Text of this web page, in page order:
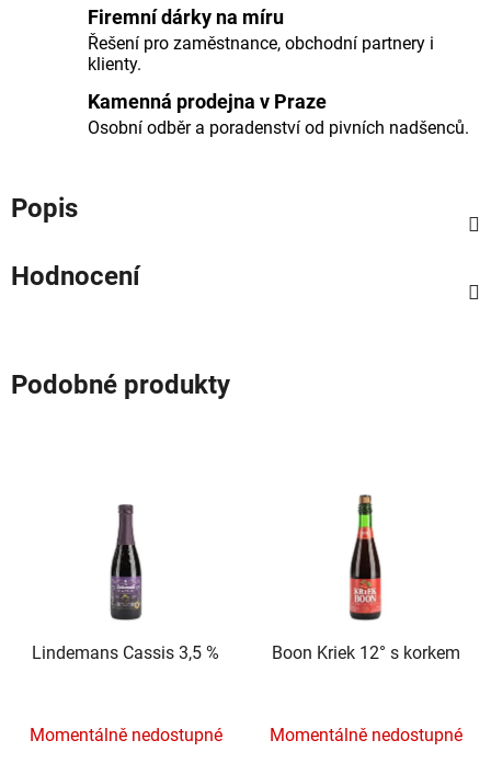
Firemní dárky na míru
Řešení pro zaměstnance, obchodní partnery i
klienty.
Kamenná prodejna v Praze
Osobní odběr a poradenství od pivních nadšenců.
Popis
Hodnocení
Podobné produkty
Lindemans Cassis 3,5 %
Momentálně nedostupné
Boon Kriek 12° s korkem
Momentálně nedostupné